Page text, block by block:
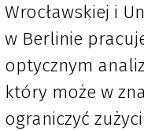
Wrocławskiej i
w Berlinie
optycznym
który może w
ograniczyć